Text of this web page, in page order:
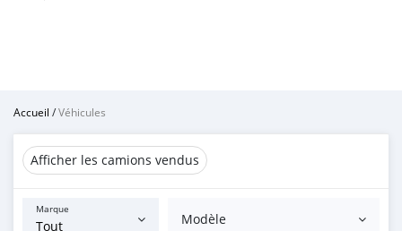
Accueil /Véhicules
Afficher les camions vendus
Marque
Modèle